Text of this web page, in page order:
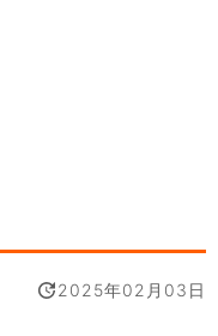
2025年02月03日